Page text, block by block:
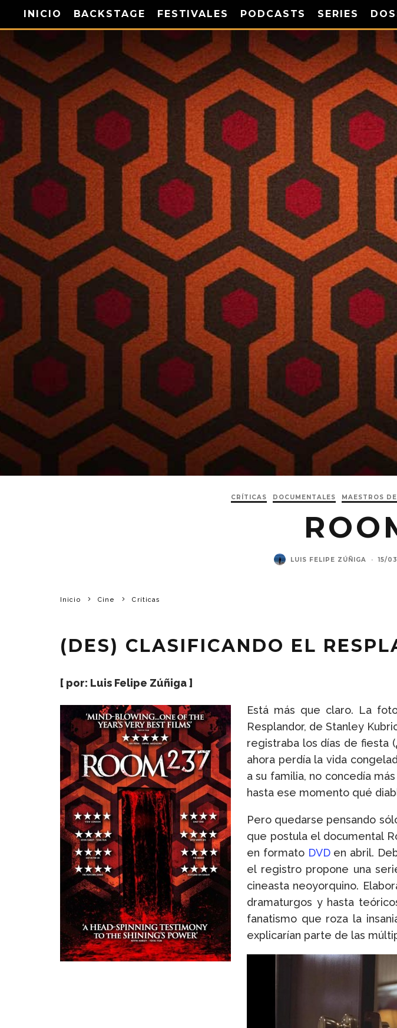
INICIO BACKSTAGE FESTIVALES PODCASTS SERIES
CRÍTICAS DOCUMENTALES MAESTROS
LUIS FELIPE ZÚÑIGA · 15/
Inicio Cine Críticas
(DES) CLASIFICANDO EL
[ por: Luis Felipe Zúñiga]
Está más que claro. La
Resplandor, de Stanley
registraba los días de fiesta
ahora perdía la vida
a su familia, no concedía
hasta ese momento qué
Pero quedarse pensando
que postula el documental
en formato DVDen abril.
el registro propone una
cineasta neoyorquino.
dramaturgos y hasta
fanatismo que roza la
explicarían parte de las